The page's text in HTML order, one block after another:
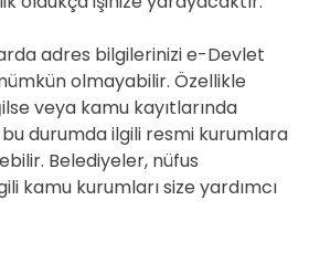
adres bilgilerinizi e-Devlet
olmayabilir. Özellikle
veya kamu kayıtlarında
durumda ilgili resmi kurumlara
Belediyeler, nüfus
kamu kurumları size yardımcı